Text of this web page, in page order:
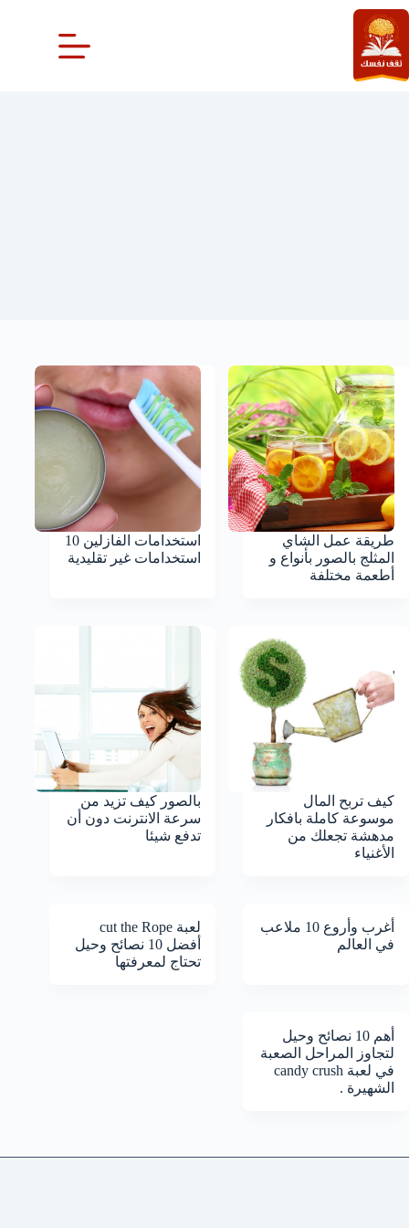
التجاوز
إلى
المحتوى
طريقة عمل الشاي
المثلج بالصور بأنواع و
أطعمة مختلفة
استخدامات الفازلين 10
استخدامات غير تقليدية
كيف تربح المال
موسوعة كاملة بافكار
مدهشة تجعلك من
الأغنياء
بالصور كيف تزيد من
سرعة الانترنت دون أن
تدفع شيئا
أغرب وأروع 10 ملاعب
في العالم
لعبة cut the Rope
أفضل 10 نصائح وحيل
تحتاج لمعرفتها
أهم 10 نصائح وحيل
لتجاوز المراحل الصعبة
في لعبة candy crush
الشهيرة .